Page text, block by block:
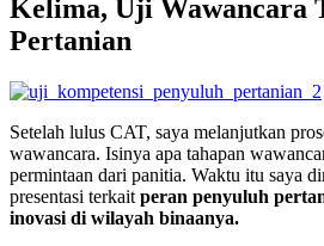
Kelima, Uji Wawancara
Pertanian
Setelah lulus CAT, saya melanjutkan
wawancara. Isinya apa tahapan
permintaan dari panitia. Waktu itu saya
presentasi terkait peran penyuluh
inovasi di wilayah binaanya.